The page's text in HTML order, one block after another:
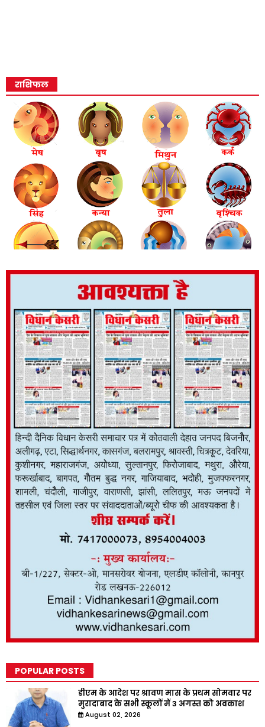
राशिफल
POPULAR POSTS
डीएम के आदेश पर श्रावण मास के प्रथम सोमवार पर
मुरादाबाद के सभी स्कूलों में 3 अगस्त को अवकाश
August 02, 2026